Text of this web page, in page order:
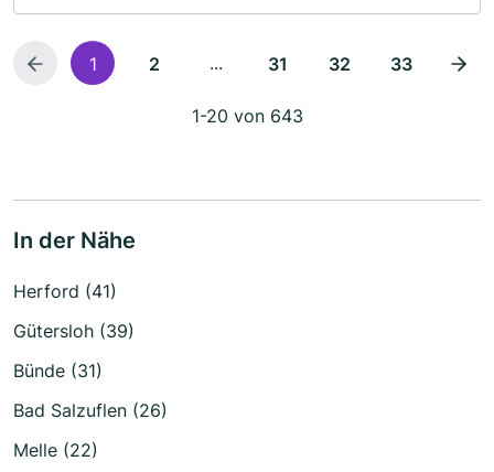
1 2 ... 31 32 33
1-20 von 643
In der Nähe
Herford (41)
Gütersloh (39)
Bünde (31)
Bad Salzuflen (26)
Melle (22)